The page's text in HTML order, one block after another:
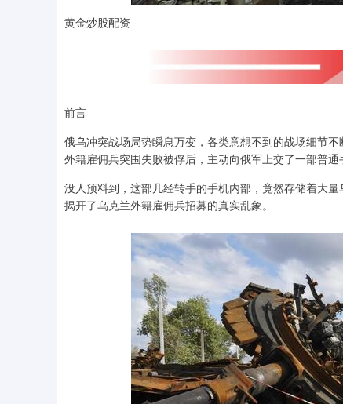
黄金炒股配资
前言
俄乌冲突战场局势瞬息万变，各类意想不到的战场细节
外籍雇佣兵突围失败被俘后，主动向俄军上交了一部普通
没人预料到，这部几经转手的手机内部，竟然存储着大
揭开了乌克兰外籍雇佣兵招募的真实乱象。